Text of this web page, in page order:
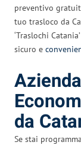
preventivo
tuo trasloco da
‘Traslochi
sicuro e
da
Se stai